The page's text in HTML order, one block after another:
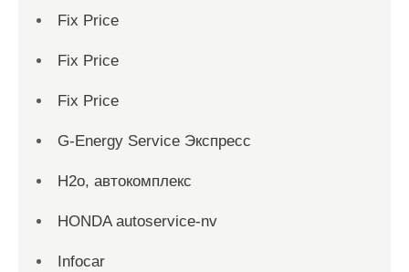
Fix Price
Fix Price
Fix Price
G-Energy Service Экспресс
H2о, автокомплекс
HONDA autoservice-nv
Infocar